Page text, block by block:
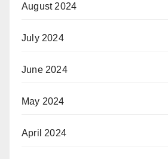
August 2024
July 2024
June 2024
May 2024
April 2024